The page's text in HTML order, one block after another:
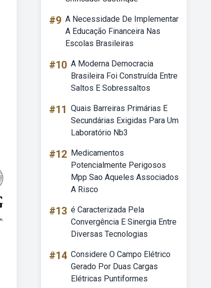
#9 A Necessidade De Implementar
A Educação Financeira Nas
Escolas Brasileiras
#10 A Moderna Democracia
Brasileira Foi Construída Entre
Saltos E Sobressaltos
#11 Quais Barreiras Primárias E
Secundárias Exigidas Para Um
Laboratório Nb3
#12 Medicamentos
Potencialmente Perigosos
Mpp Sao Aqueles Associados
A Risco
#13 é Caracterizada Pela
Convergência E Sinergia Entre
Diversas Tecnologias
#14 Considere O Campo Elétrico
Gerado Por Duas Cargas
Elétricas Puntiformes